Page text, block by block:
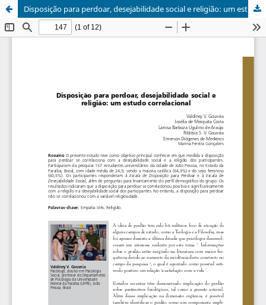
Disposição para perdoar, desejabilidade social e religião: um estudo correlacional